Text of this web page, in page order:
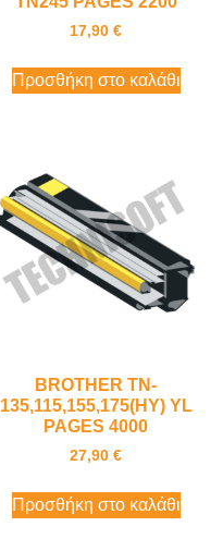
17,90 €
Προσθήκη στο καλάθι
BROTHER TN-
135,115,155,175(HY) YL
PAGES 4000
27,90 €
Προσθήκη στο καλάθι